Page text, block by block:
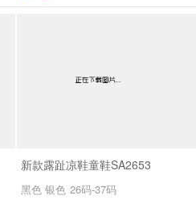
新款露趾凉鞋童鞋SA2653
黑色 银色 26码-37码